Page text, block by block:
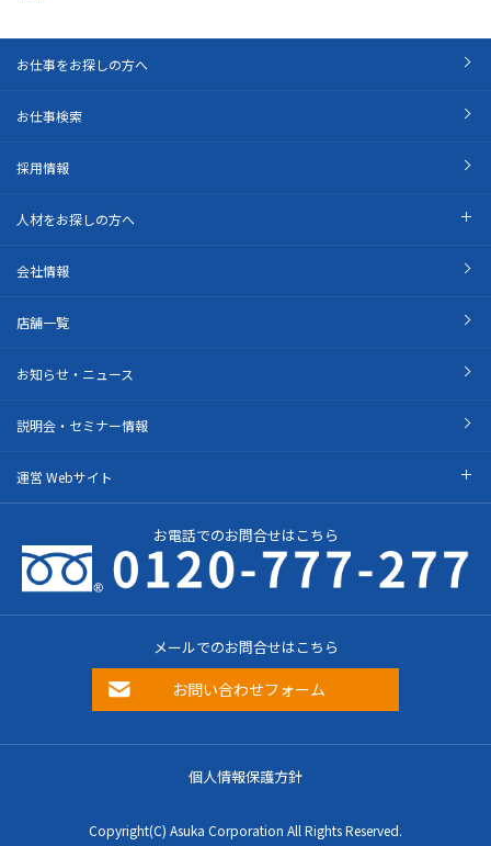
お仕事をお探しの方へ
お仕事検索
採用情報
人材をお探しの方へ
会社情報
店舗一覧
お知らせ・ニュース
説明会・セミナー情報
運営 Webサイト
お電話でのお問合せはこちら
メールでのお問合せはこちら
お問い合わせフォーム
個人情報保護方針
Copyright(C) Asuka Corporation All Rights Reserved.